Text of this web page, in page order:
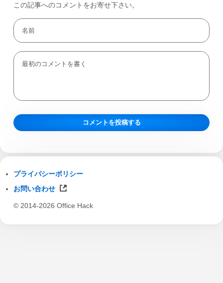
この記事へのコメントをお寄せ下さい。
プライバシーポリシー
お問い合わせ
© 2014-2026 Office Hack